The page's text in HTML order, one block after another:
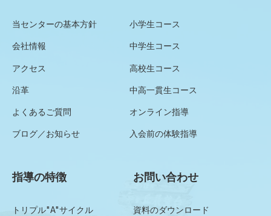
当センターの基本方針
会社情報
アクセス
沿革
よくあるご質問
ブログ／お知らせ
小学生コース
中学生コース
高校生コース
中高一貫生コース
オンライン指導
入会前の体験指導
指導の特徴
トリプル"A"サイクル
お問い合わせ
資料のダウンロード